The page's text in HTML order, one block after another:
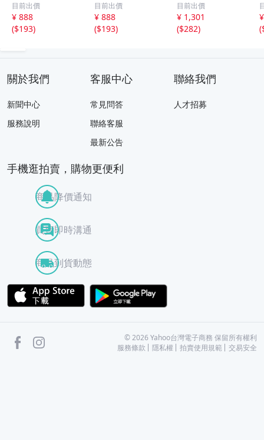
目前出價
¥ 888
($193)
目前出價
¥ 888
($193)
目前出價
¥ 1,301
($282)
(
關於我們
新聞中心
服務說明
客服中心
常見問答
聯絡客服
最新公告
聯絡我們
人才招募
手機逛拍賣，購物更便利
商品降價通知
買賣即時溝通
商品到貨動態
APP Store
facebook ©2026 Yahoo台灣電子商務 保留所有權利
服務條款
隱私權 拍賣使用規範 交易安全